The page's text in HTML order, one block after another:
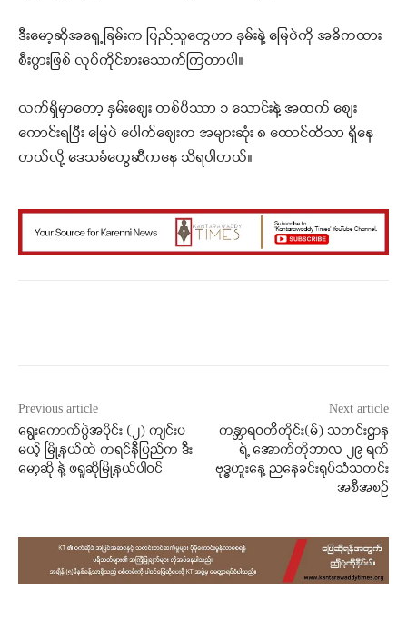
ဒီးမော့ဆိုအရှေ့ခြမ်းက ပြည်သူတွေဟာ နှမ်းနဲ့ မြေပဲကို အဓိကထား
စီးပွားဖြစ် လုပ်ကိုင်စားသောက်ကြတာပါ။
လက်ရှိမှာတော့ နှမ်းစျေး တစ်ပိဿာ ၁ သောင်းနဲ့ အထက် စျေး
ကောင်းရပြီး မြေပဲ ပေါက်စျေးက အများဆုံး ၈ ထောင်ထိသာ ရှိနေ
တယ်လို့ ဒေသခံတွေဆီကနေ သိရပါတယ်။
Previous article
ရွေးကောက်ပွဲအပိုင်း (၂) ကျင်းပ
မယ့် မြို့နယ်ထဲ ကရင်နီပြည်က ဒီး
မော့ဆို နဲ့ ဖရူဆိုမြို့နယ်ပါဝင်
Next article
ကန္တာရဝတီတိုင်း(မ်) သတင်းဌာန
ရဲ့ အောက်တိုဘာလ ၂၉ ရက်
ဗုဒ္ဓဟူးနေ့ ညနေခင်းရုပ်သံသတင်း
အစီအစဉ်